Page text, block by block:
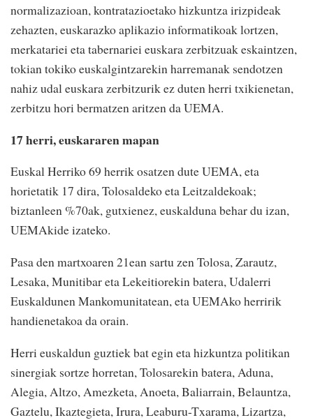
normalizazioan, kontratazioetako hizkuntza irizpideak
zehazten, euskarazko aplikazio informatikoak lortzen,
merkatariei eta tabernariei euskara zerbitzuak eskaintzen,
tokian tokiko euskalgintzarekin harremanak sendotzen
nahiz udal euskara zerbitzurik ez duten herri txikienetan,
zerbitzu hori bermatzen aritzen da UEMA.
17 herri, euskararen mapan
Euskal Herriko 69 herrik osatzen dute UEMA, eta
horietatik 17 dira, Tolosaldeko eta Leitzaldekoak;
biztanleen %70ak, gutxienez, euskalduna behar du izan,
UEMAkide izateko.
Pasa den martxoaren 21ean sartu zen Tolosa, Zarautz,
Lesaka, Munitibar eta Lekeitiorekin batera, Udalerri
Euskaldunen Mankomunitatean, eta UEMAko herririk
handienetakoa da orain.
Herri euskaldun guztiek bat egin eta hizkuntza politikan
sinergiak sortze horretan, Tolosarekin batera, Aduna,
Alegia, Altzo, Amezketa, Anoeta, Baliarrain, Belauntza,
Gaztelu, Ikaztegieta, Irura, Leaburu-Txarama, Lizartza,